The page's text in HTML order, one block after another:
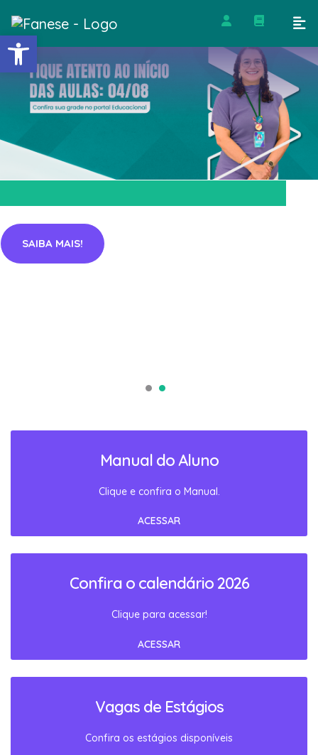
Barra de Ferramentas
SAIBA MAIS!
Manual do Aluno
Clique e confira o Manual.
ACESSAR
Confira o calendário 2026
Clique para acessar!
ACESSAR
Vagas de Estágios
Confira os estágios disponíveis